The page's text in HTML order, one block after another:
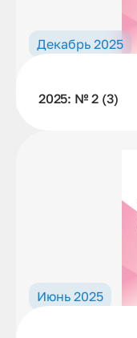
Декабрь 2025
2025: № 2 (3)
Июнь 2025